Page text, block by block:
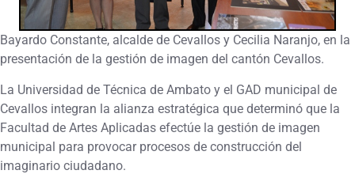
Bayardo Constante, alcalde de Cevallos y Cecilia Naranjo, en la
presentación de la gestión de imagen del cantón Cevallos.
La Universidad de Técnica de Ambato y el GAD municipal de
Cevallos integran la alianza estratégica que determinó que la
Facultad de Artes Aplicadas efectúe la gestión de imagen
municipal para provocar procesos de construcción del
imaginario ciudadano.